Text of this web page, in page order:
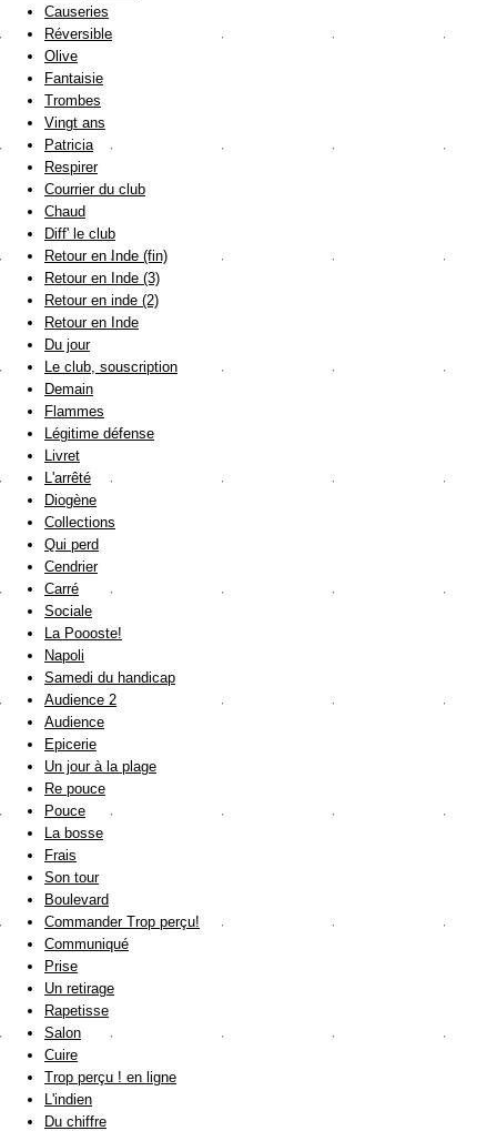
Causeries
Réversible
Olive
Fantaisie
Trombes
Vingt ans
Patricia
Respirer
Courrier du club
Chaud
Diff' le club
Retour en Inde (fin)
Retour en Inde (3)
Retour en inde (2)
Retour en Inde
Du jour
Le club, souscription
Demain
Flammes
Légitime défense
Livret
L'arrêté
Diogène
Collections
Qui perd
Cendrier
Carré
Sociale
La Poooste!
Napoli
Samedi du handicap
Audience 2
Audience
Epicerie
Un jour à la plage
Re pouce
Pouce
La bosse
Frais
Son tour
Boulevard
Commander Trop perçu!
Communiqué
Prise
Un retirage
Rapetisse
Salon
Cuire
Trop perçu ! en ligne
L'indien
Du chiffre